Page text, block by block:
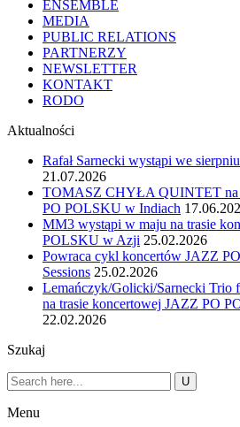
ENSEMBLE
MEDIA
PUBLIC RELATIONS
PARTNERZY
NEWSLETTER
KONTAKT
RODO
Aktualności
Rafał Sarnecki wystąpi we
21.07.2026
TOMASZ CHYŁA QUINTET na
PO POLSKU w Indiach
MM3 wystąpi w maju na trasie
POLSKU w Azji 25.02.2026
Powraca cykl koncertów JAZZ
Sessions 25.02.2026
Lemańczyk/Golicki/Sarnecki Trio
na trasie koncertowej JAZZ PO
22.02.2026
Szukaj
Menu